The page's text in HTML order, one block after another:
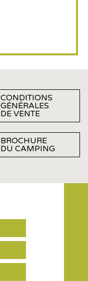
CONDITIONS
GÉNÉRALES
DE VENTE
BROCHURE
DU CAMPING